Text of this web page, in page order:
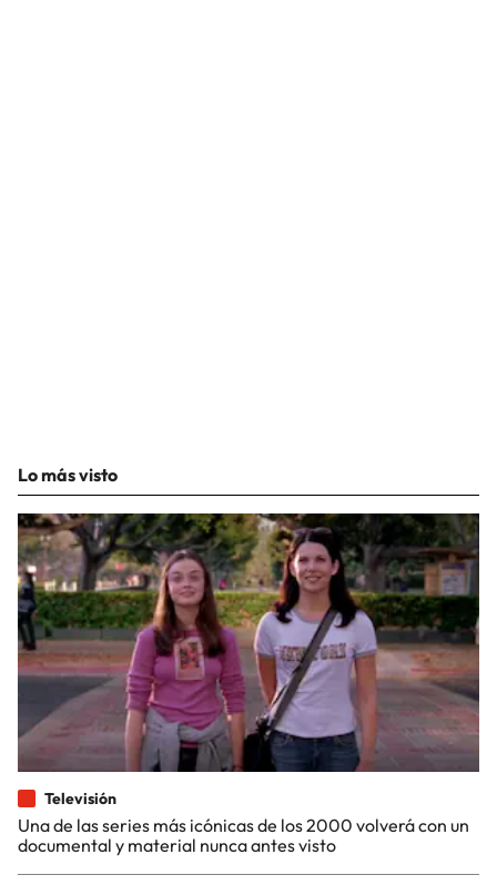
Lo más visto
Televisión
Una de las series más icónicas de los 2000 volverá con un
documental y material nunca antes visto